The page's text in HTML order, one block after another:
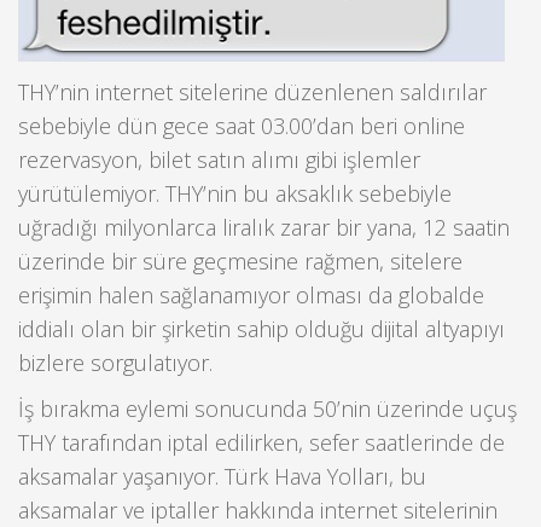
THY’nin internet sitelerine düzenlenen saldırılar
sebebiyle dün gece saat 03.00’dan beri online
rezervasyon, bilet satın alımı gibi işlemler
yürütülemiyor. THY’nin bu aksaklık sebebiyle
uğradığı milyonlarca liralık zarar bir yana, 12 saatin
üzerinde bir süre geçmesine rağmen, sitelere
erişimin halen sağlanamıyor olması da globalde
iddialı olan bir şirketin sahip olduğu dijital altyapıyı
bizlere sorgulatıyor.
İş bırakma eylemi sonucunda 50’nin üzerinde uçuş
THY tarafından iptal edilirken, sefer saatlerinde de
aksamalar yaşanıyor. Türk Hava Yolları, bu
aksamalar ve iptaller hakkında internet sitelerinin